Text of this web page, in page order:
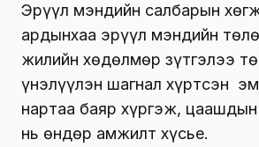
Эрүүл мэндийн салбарын
ардынхаа эрүүл мэндийн
жилийн хөдөлмөр зүтгэлээ
үнэлүүлэн шагнал хүртсэн
нартаа баяр хүргэж,
нь өндөр амжилт хүсье.